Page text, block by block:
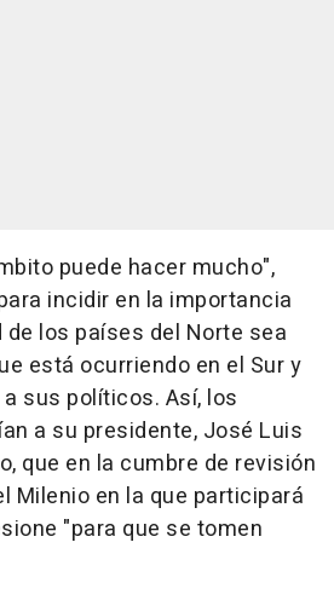
puede hacer mucho",
incidir en la importancia
los países del Norte sea
está ocurriendo en el Sur y
sus políticos. Así, los
a su presidente, José Luis
que en la cumbre de revisión
Milenio en la que participará
"para que se tomen